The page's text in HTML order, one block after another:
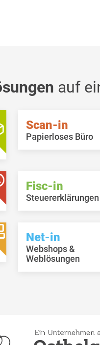
auf
Scan-in
Papierloses Büro
Fisc-in
Steuererklärungen
Net-in
Webshops &
Weblösungen